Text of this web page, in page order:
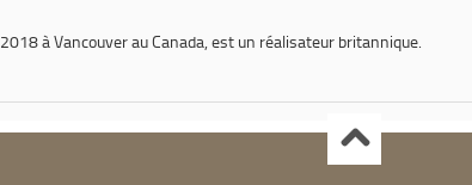
à Vancouver au Canada, est un réalisateur britannique.